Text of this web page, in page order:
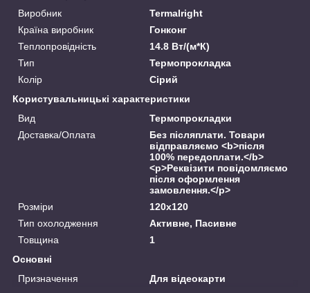
Виробник
Termalright
Країна виробник
Гонконг
Теплопровідність
14.8 Вт/(м*К)
Тип
Термопрокладка
Колір
Сірий
Користувальницькі характеристики
Вид
Термопрокладки
Доставка/Оплата
Без післяплати. Товари
відправляємо <b>після
100% передоплати.</b>
<p>Реквізити повідомляємо
після оформлення
замовлення.</p>
Розміри
120x120
Тип охолодження
Активне, Пасивне
Товщина
1
Основні
Призначення
Для відеокарти